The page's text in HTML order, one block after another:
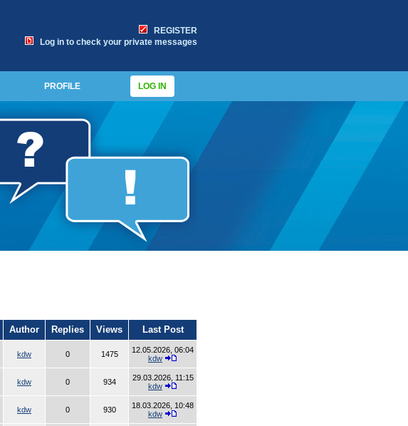
REGISTER
Log in to check your private messages
PROFILE LOG IN
Author Replies Views
Last Post
kdw 0 1475
12.05.2026, 06:04
kdw
kdw 0 934
29.03.2026, 11:15
kdw
kdw 0 930
18.03.2026, 10:48
kdw